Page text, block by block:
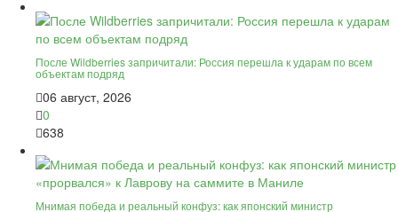
После Wildberries запричитали: Россия перешла к ударам по всем
объектам подряд
06 август, 2026
0
638
Мнимая победа и реальный конфуз: как японский министр